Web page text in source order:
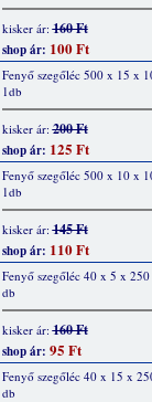
kisker ár:160 Ft
shop ár: 100 Ft
Fenyő szegőléc 500 x 15 x
1db
kisker ár:200 Ft
shop ár: 125 Ft
Fenyő szegőléc 500 x 10 x
1db
kisker ár:145 Ft
shop ár: 110 Ft
Fenyő szegőléc 40 x 5 x
db
kisker ár:160 Ft
shop ár: 95 Ft
Fenyő szegőléc 40 x 15 x
db